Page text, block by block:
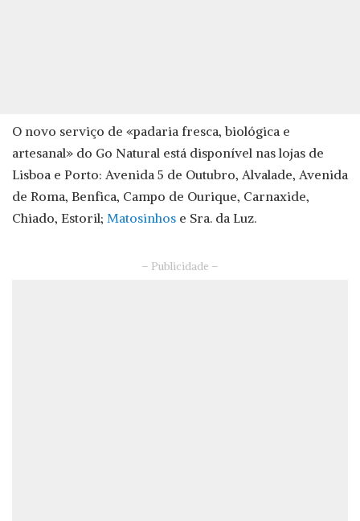
O novo serviço de «padaria fresca, biológica e
artesanal» do Go Natural está disponível nas lojas de
Lisboa e Porto: Avenida 5 de Outubro, Alvalade, Avenida
de Roma, Benfica, Campo de Ourique, Carnaxide,
Chiado, Estoril; Matosinhos e Sra. da Luz.
– Publicidade –